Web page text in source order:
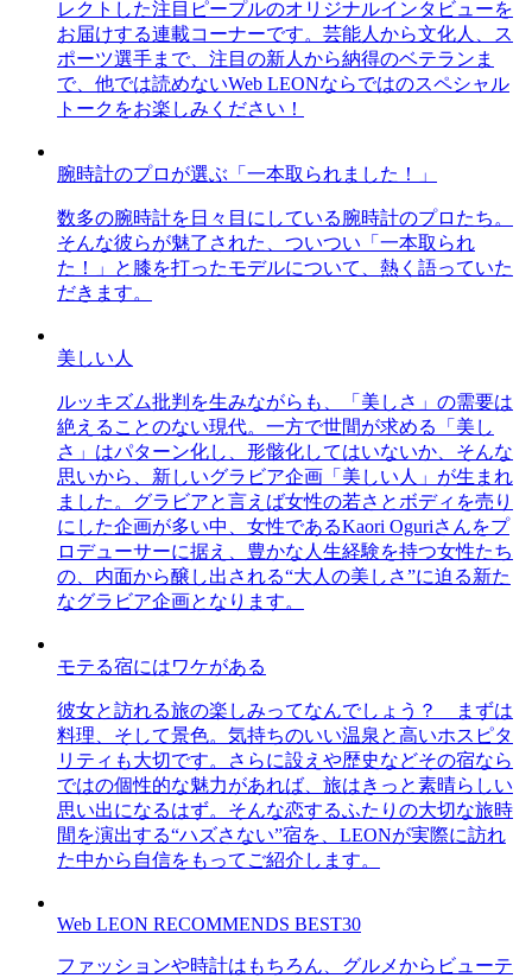
レクトした注目ピープルのオリジナルインタビューを
お届けする連載コーナーです。芸能人から文化人、ス
ポーツ選手まで、注目の新人から納得のベテランま
で、他では読めないWeb LEONならではのスペシャル
トークをお楽しみください！
腕時計のプロが選ぶ「一本取られました！」
数多の腕時計を日々目にしている腕時計のプロたち。
そんな彼らが魅了された、ついつい「一本取られ
た！」と膝を打ったモデルについて、熱く語っていた
だきます。
美しい人
ルッキズム批判を生みながらも、「美しさ」の需要は
絶えることのない現代。一方で世間が求める「美し
さ」はパターン化し、形骸化してはいないか、そんな
思いから、新しいグラビア企画「美しい人」が生まれ
ました。グラビアと言えば女性の若さとボディを売り
にした企画が多い中、女性であるKaori Oguriさんをプ
ロデューサーに据え、豊かな人生経験を持つ女性たち
の、内面から醸し出される“大人の美しさ”に迫る新た
なグラビア企画となります。
モテる宿にはワケがある
彼女と訪れる旅の楽しみってなんでしょう？ まずは
料理、そして景色。気持ちのいい温泉と高いホスピタ
リティも大切です。さらに設えや歴史などその宿なら
ではの個性的な魅力があれば、旅はきっと素晴らしい
思い出になるはず。そんな恋するふたりの大切な旅時
間を演出する“ハズさない”宿を、LEONが実際に訪れ
た中から自信をもってご紹介します。
Web LEON RECOMMENDS BEST30
ファッションや時計はもちろん、グルメからビューテ